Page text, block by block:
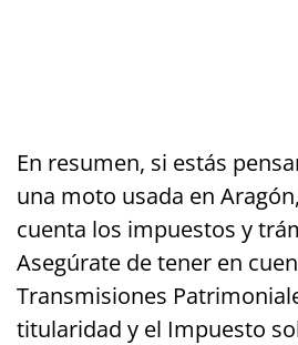
En resumen, si estás
una moto usada en
cuenta los impuestos y
Asegúrate de tener en
Transmisiones
titularidad y el Impuesto